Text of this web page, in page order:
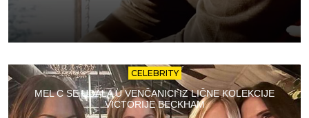
CELEBRITY
MEL C SE UDALA U VENČANICI IZ LIČNE KOLEKCIJE
VICTORIJE BECKHAM